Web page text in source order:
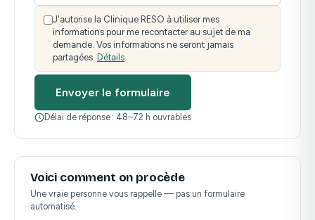
Voici comment on procède
Une vraie personne vous rappelle — pas un formulaire
automatisé.
J'autorise la Clinique RESO à utiliser mes
informations pour me recontacter au sujet de ma
demande. Vos informations ne seront jamais
partagées. Détails.
Envoyer le formulaire
Délai de réponse : 48–72 h ouvrables